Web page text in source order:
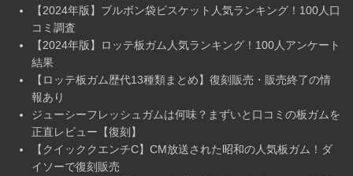
【2024年版】ブルボン袋ビスケット人気ランキング！100人口
コミ調査
【2024年版】ロッテ板ガム人気ランキング！100人アンケート
結果
【ロッテ板ガム歴代13種類まとめ】復刻販売・販売終了の情
報あり
ジューシーフレッシュガムは何味？まずいと口コミの板ガムを
正直レビュー【復刻】
【クイッククエンチC】CM放送された昭和の人気板ガム！ダ
イソーで復刻販売